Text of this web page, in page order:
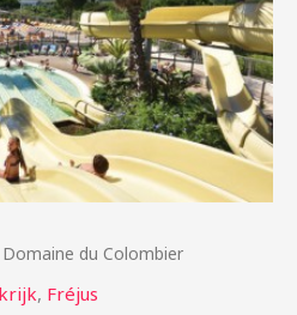
du Colombier
, Fréjus